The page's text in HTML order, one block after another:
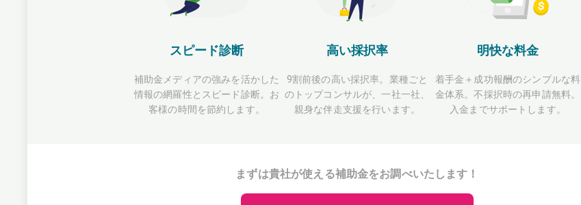
スピード診断
補助金メディアの強みを活かした
情報の網羅性とスピード診断。お
客様の時間を節約します。
高い採択率
9割前後の高い採択率。業種ごと
のトップコンサルが、一社一社、
親身な伴走支援を行います。
明快な料金
着手金＋成功報酬のシンプルな料
金体系。不採択時の再申請無料。
入金までサポートします。
まずは貴社が使える補助金をお調べいたします！